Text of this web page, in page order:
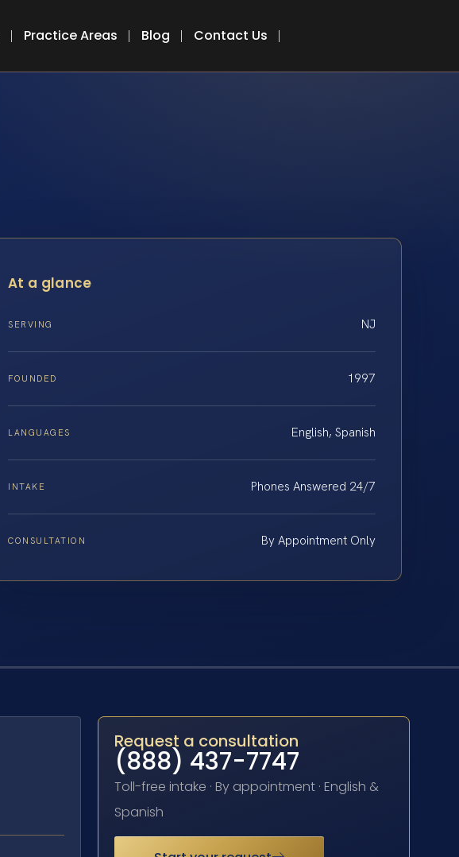
Practice Areas Blog Contact Us
At a glance
SERVING NJ
FOUNDED 1997
LANGUAGES English, Spanish
INTAKE Phones Answered 24/7
CONSULTATION By Appointment Only
Request a consultation
(888) 437-7747
Toll-free intake · By appointment · English &
Spanish